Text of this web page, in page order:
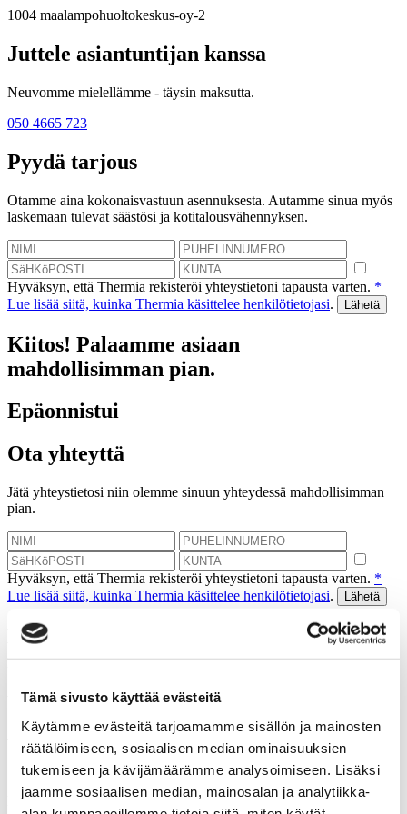
Tämä sivusto käyttää evästeitä
Käytämme evästeitä tarjoamamme sisällön ja mainosten
räätälöimiseen, sosiaalisen median ominaisuuksien
tukemiseen ja kävijämäärämme analysoimiseen. Lisäksi
jaamme sosiaalisen median, mainosalan ja analytiikka-
1004 maalampohuoltokeskus-oy-2
Juttele asiantuntijan kanssa
Neuvomme mielellämme - täysin maksutta.
050 4665 723
Pyydä tarjous
Otamme aina kokonaisvastuun asennuksesta. Autamme sinua myös
laskemaan tulevat säästösi ja kotitalousvähennyksen.
Hyväksyn, että Thermia rekisteröi yhteystietoni tapausta varten. *
Lue lisää siitä, kuinka Thermia käsittelee henkilötietojasi.
Kiitos! Palaamme asiaan
mahdollisimman pian.
Epäonnistui
Ota yhteyttä
Jätä yhteystietosi niin olemme sinuun yhteydessä mahdollisimman
pian.
Hyväksyn, että Thermia rekisteröi yhteystietoni tapausta varten. *
Lue lisää siitä, kuinka Thermia käsittelee henkilötietojasi.
Kiitos! Palaamme asiaan
mahdollisimman pian.
Epäonnistui
Varaa kartoituskäynti
Autamme sinua laskemaan tulevat säästösi, jotka saat
lämpöpumpulla.